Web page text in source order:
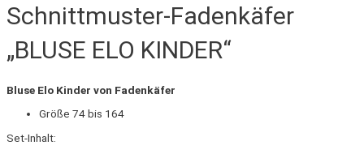
Schnittmuster-Fadenkäfer
„BLUSE ELO KINDER“
Bluse Elo Kinder von Fadenkäfer
Größe 74 bis 164
Set-Inhalt: